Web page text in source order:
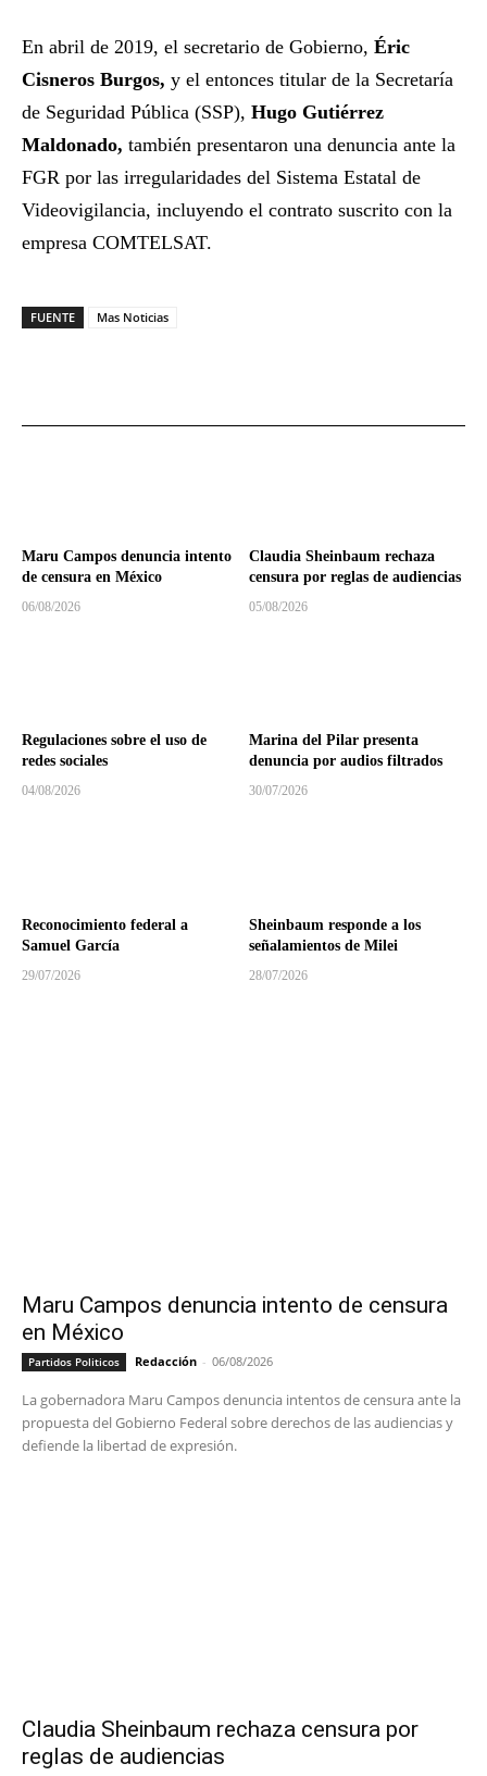
En abril de 2019, el secretario de Gobierno, Éric
Cisneros Burgos, y el entonces titular de la Secretaría
de Seguridad Pública (SSP), Hugo Gutiérrez
Maldonado, también presentaron una denuncia ante la
FGR por las irregularidades del Sistema Estatal de
Videovigilancia, incluyendo el contrato suscrito con la
empresa COMTELSAT.
FUENTE Mas Noticias
Maru Campos denuncia intento
de censura en México
06/08/2026
Claudia Sheinbaum rechaza
censura por reglas de audiencias
05/08/2026
Regulaciones sobre el uso de
redes sociales
04/08/2026
Marina del Pilar presenta
denuncia por audios filtrados
30/07/2026
Reconocimiento federal a
Samuel García
29/07/2026
Sheinbaum responde a los
señalamientos de Milei
28/07/2026
Maru Campos denuncia intento de censura
en México
Partidos Politicos Redacción - 06/08/2026
La gobernadora Maru Campos denuncia intentos de censura ante la
propuesta del Gobierno Federal sobre derechos de las audiencias y
defiende la libertad de expresión.
Claudia Sheinbaum rechaza censura por
reglas de audiencias